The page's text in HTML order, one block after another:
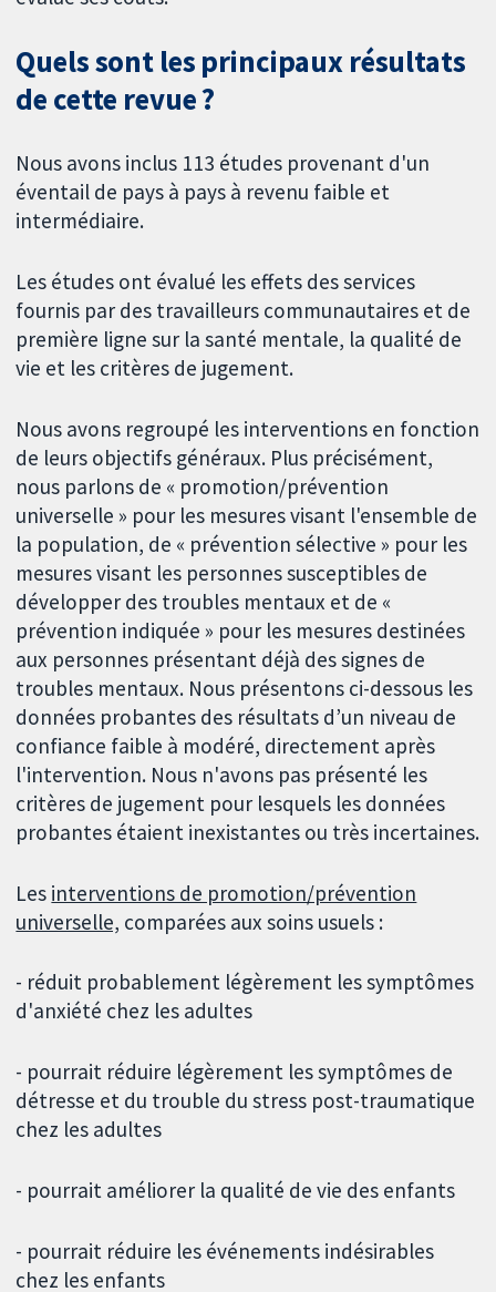
Quels sont les principaux résultats
de cette revue ?
Nous avons inclus 113 études provenant d'un
éventail de pays à pays à revenu faible et
intermédiaire.
Les études ont évalué les effets des services
fournis par des travailleurs communautaires et de
première ligne sur la santé mentale, la qualité de
vie et les critères de jugement.
Nous avons regroupé les interventions en fonction
de leurs objectifs généraux. Plus précisément,
nous parlons de « promotion/prévention
universelle » pour les mesures visant l'ensemble de
la population, de « prévention sélective » pour les
mesures visant les personnes susceptibles de
développer des troubles mentaux et de «
prévention indiquée » pour les mesures destinées
aux personnes présentant déjà des signes de
troubles mentaux. Nous présentons ci-dessous les
données probantes des résultats d’un niveau de
confiance faible à modéré, directement après
l'intervention. Nous n'avons pas présenté les
critères de jugement pour lesquels les données
probantes étaient inexistantes ou très incertaines.
Les interventions de promotion/prévention
universelle, comparées aux soins usuels :
- réduit probablement légèrement les symptômes
d'anxiété chez les adultes
- pourrait réduire légèrement les symptômes de
détresse et du trouble du stress post-traumatique
chez les adultes
- pourrait améliorer la qualité de vie des enfants
- pourrait réduire les événements indésirables
chez les enfants